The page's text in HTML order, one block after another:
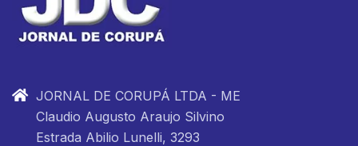
JORNAL DE CORUPÁ LTDA - ME
Claudio Augusto Araujo Silvino
Estrada Abilio Lunelli, 3293